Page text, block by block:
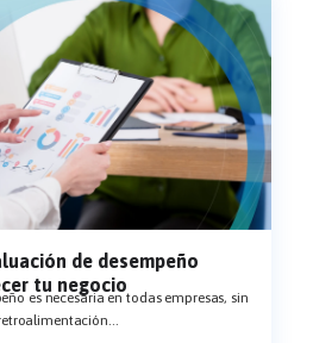
de desempeño
tu negocio
es necesaria en todas empresas, sin